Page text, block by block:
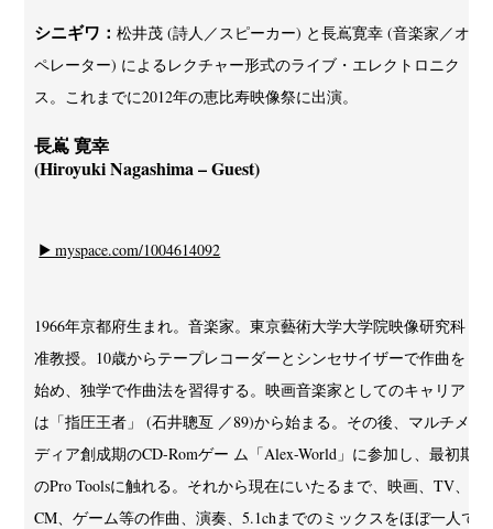
シニギワ：松井茂 (詩人／スピーカー) と長嶌寛幸 (音楽家／オ
ペレーター) によるレクチャー形式のライブ・エレクトロニク
ス。これまでに2012年の恵比寿映像祭に出演。
長嶌 寛幸
(Hiroyuki Nagashima – Guest)
▶ myspace.com/1004614092
1966年京都府生まれ。音楽家。東京藝術大学大学院映像研究科
准教授。10歳からテープレコーダーとシンセサイザーで作曲を
始め、独学で作曲法を習得する。映画音楽家としてのキャリア
は「指圧王者」 (石井聰亙 ／89)から始まる。その後、マルチメ
ディア創成期のCD-Romゲー ム「Alex-World」に参加し、最初期
のPro Toolsに触れる。それから現在にいたるまで、映画、TV、
CM、ゲーム等の作曲、演奏、5.1chまでのミックスをほぼ一人で